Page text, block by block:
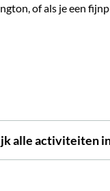
of als je een
alle activiteiten